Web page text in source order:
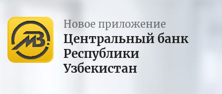
Новое приложение
Центральный банк
Республики
Узбекистан